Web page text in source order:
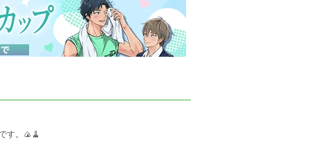
す。🍙🧹